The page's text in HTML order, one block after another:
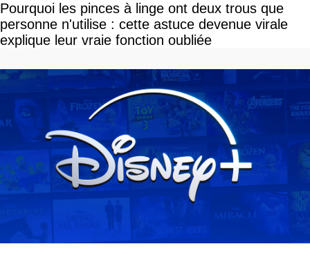
Pourquoi les pinces à linge ont deux trous que
personne n'utilise : cette astuce devenue virale
explique leur vraie fonction oubliée